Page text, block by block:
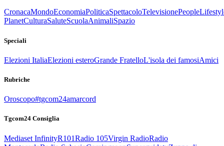
CronacaMondoEconomiaPoliticaSpettacoloTelevisionePeople
PlanetCulturaSaluteScuolaAnimaliSpazio
Speciali
Elezioni ItaliaElezioni esteroGrande FratelloL'isola dei famosiAmici
Rubriche
Oroscopo#tgcom24amarcord
Tgcom24 Consiglia
Mediaset InfinityR101Radio 105Virgin RadioRadio